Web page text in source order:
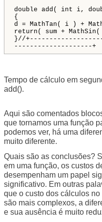
double add( int i,
{
d = MathTan( i ) +
return( sum +
}//
--------------------+
Tempo de cálculo em
add().
Aqui são comentados
que tornamos uma função
podemos ver, há uma
muito diferente.
Quais são as conclusões?
em uma função, os custos
desempenham um papel
significativo. Em outras
que o custo dos cálculos
são mais complexos, a
e sua ausência é muito